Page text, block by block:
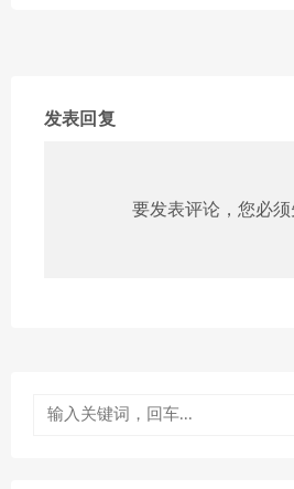
发表回复
要发表评论，您必须